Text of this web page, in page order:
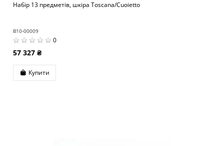
Набір 13 предметів, шкіра Toscana/Cuoietto
B10-00009
0
57 327 ₴
Купити